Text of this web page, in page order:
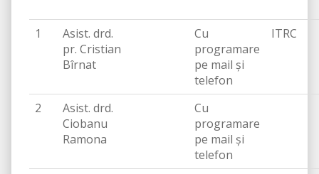
1
Asist. drd.
pr. Cristian
Bîrnat
Cu
programare
pe mail și
telefon
ITRC
2
Asist. drd.
Ciobanu
Ramona
Cu
programare
pe mail și
telefon